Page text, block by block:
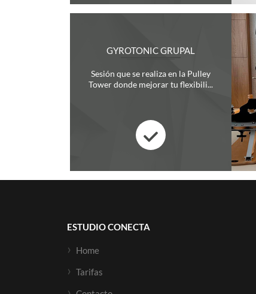
GYROTONIC GRUPAL
Sesión que se realiza en la Pulley
Tower donde mejorar tu flexibili...
ESTUDIO CONECTA
Home
Tarifas